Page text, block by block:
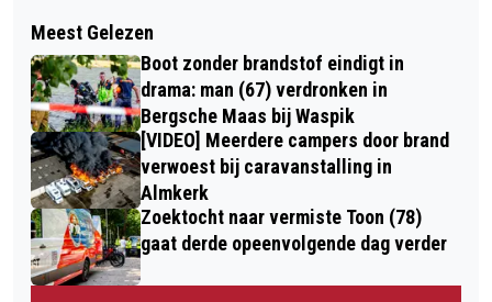
GROTE BRAND IN RIJEN: WONING
DEELS INGESTORT, MOGELIJK
BEWONER NOG BINNEN
BARBECUE, TERRAS OF FESTIVAL?
HET WEER WERKT DIT WEEKEND
VOLOP MEE
Meest Gelezen
Boot zonder brandstof eindigt in
drama: man (67) verdronken in
Bergsche Maas bij Waspik
[VIDEO] Meerdere campers door brand
verwoest bij caravanstalling in
Almkerk
Zoektocht naar vermiste Toon (78)
gaat derde opeenvolgende dag verder